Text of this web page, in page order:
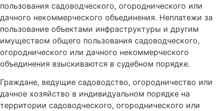
пользования садоводческого, огороднического или
дачного некоммерческого объединения. Неплатежи за
пользование объектами инфраструктуры и другим
имуществом общего пользования садоводческого,
огороднического или дачного некоммерческого
объединения взыскиваются в судебном порядке.
Граждане, ведущие садоводство, огородничество или
дачное хозяйство в индивидуальном порядке на
территории садоводческого, огороднического или